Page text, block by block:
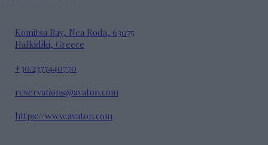
Komitsa Bay, Nea Roda, 63075
Halkidiki, Greece
+30.2377440770
reservations@avaton.com
https://www.avaton.com